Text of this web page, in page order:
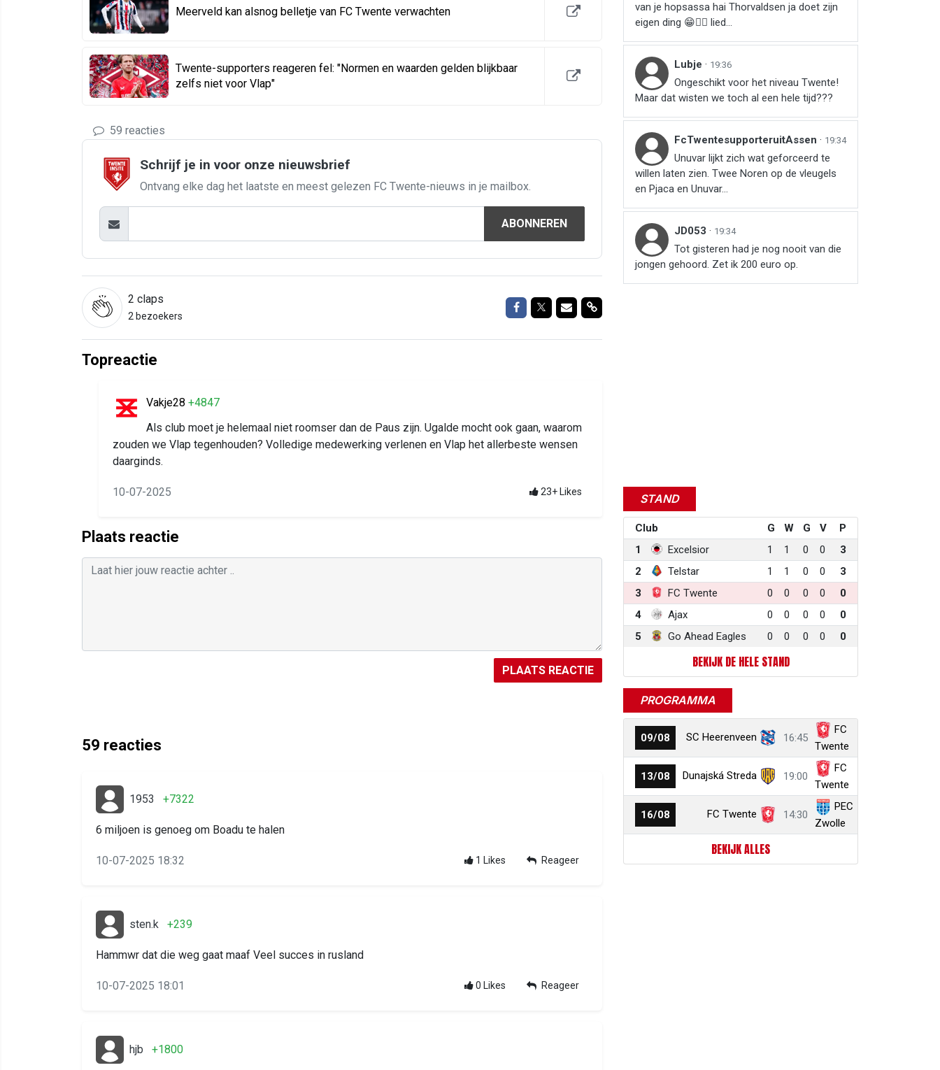
Meerveld kan alsnog belletje van FC Twente verwachten
Twente-supporters reageren fel: "Normen en waarden gelden blijkbaar
zelfs niet voor Vlap"
59 reacties
Schrijf je in voor onze nieuwsbrief
Ontvang elke dag het laatste en meest gelezen FC Twente-nieuws in je mailbox.
ABONNEREN
2 claps
2 bezoekers
Delen op Facebook
Delen op Twitter
Delen via Mail
Delen link
Topreactie
Vakje28 +4847
Als club moet je helemaal niet roomser dan de Paus zijn. Ugalde mocht ook gaan, waarom
zouden we Vlap tegenhouden? Volledige medewerking verlenen en Vlap het allerbeste wensen
daarginds.
10-07-2025 23+ Likes
Plaats reactie
PLAATS REACTIE
59 reacties
1953 +7322
6 miljoen is genoeg om Boadu te halen
10-07-2025 18:32 1 Likes Reageer
sten.k +239
Hammwr dat die weg gaat maaf Veel succes in rusland
10-07-2025 18:01 0 Likes Reageer
hjb +1800
van je hopsassa hai Thorvaldsen ja doet zijn
eigen ding 😁👍🏻 lied...
Lubje · 19:36
Ongeschikt voor het niveau Twente!
Maar dat wisten we toch al een hele tijd???
FcTwentesupporteruitAssen · 19:34
Unuvar lijkt zich wat geforceerd te
willen laten zien. Twee Noren op de vleugels
en Pjaca en Unuvar...
JD053 · 19:34
Tot gisteren had je nog nooit van die
jongen gehoord. Zet ik 200 euro op.
STAND
Club G W G V
P
1
Excelsior 1 1 0 0
3
2
Telstar 1 1 0 0
3
3
FC Twente 0 0 0 0
0
4
Ajax 0 0 0 0
0
5
Go Ahead Eagles 0 0 0 0 0
BEKIJK DE HELE STAND
PROGRAMMA
09/08 SC Heerenveen 16:45
FC
Twente
13/08 Dunajská Streda 19:00
FC
Twente
16/08 FC Twente 14:30
PEC
Zwolle
BEKIJK ALLES